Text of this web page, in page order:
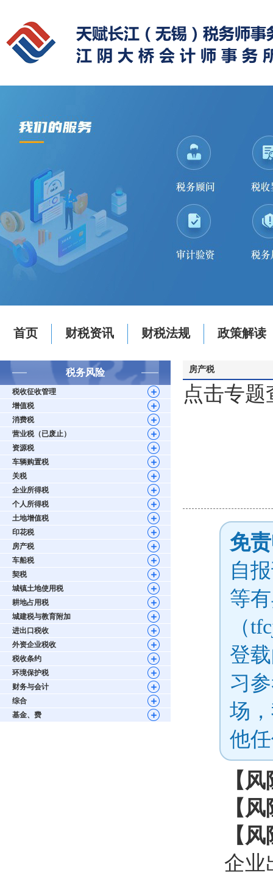
首页 财税资讯 财税法规 政策解读
税务风险
税收征收管理
增值税
消费税
营业税（已废止）
资源税
车辆购置税
关税
企业所得税
个人所得税
土地增值税
印花税
房产税
车船税
契税
城镇土地使用税
耕地占用税
城建税与教育附加
进出口税收
外资企业税收
税收条约
环境保护税
财务与会计
综合
基金、费
房产税
点击专
免
自
等
（
登
习
场
他
【
【
【
企业